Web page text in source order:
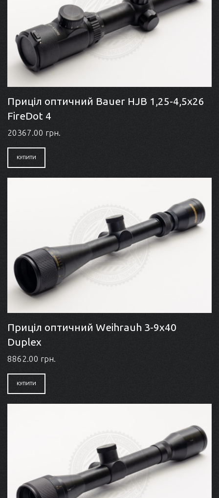
Приціл оптичний Bauer HJB 1,25-4,5x26
FireDot 4
20367.00 грн.
КУПИТИ
Приціл оптичний Weihrauh 3-9x40
Duplex
8862.00 грн.
КУПИТИ